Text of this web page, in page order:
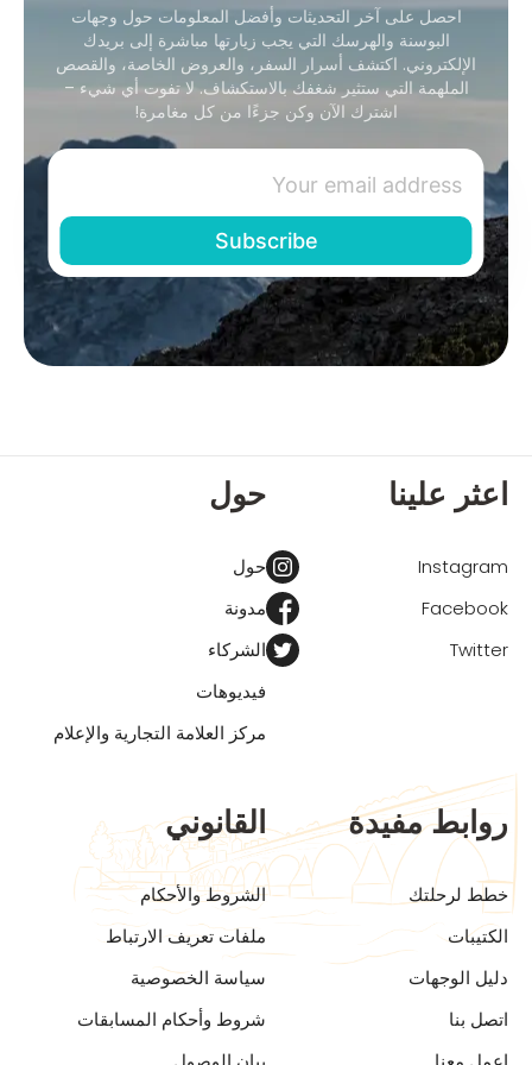
احصل على آخر التحديثات وأفضل المعلومات حول وجهات
البوسنة والهرسك التي يجب زيارتها مباشرة إلى بريدك
الإلكتروني. اكتشف أسرار السفر، والعروض الخاصة، والقصص
الملهمة التي ستثير شغفك بالاستكشاف. لا تفوت أي شيء –
اشترك الآن وكن جزءًا من كل مغامرة!
اعثر علينا
Instagram
Facebook
Twitter
حول
حول
مدونة
الشركاء
فيديوهات
مركز العلامة التجارية والإعلام
روابط مفيدة
خطط لرحلتك
الكتيبات
دليل الوجهات
اتصل بنا
القانوني
الشروط والأحكام
ملفات تعريف الارتباط
سياسة الخصوصية
شروط وأحكام المسابقات